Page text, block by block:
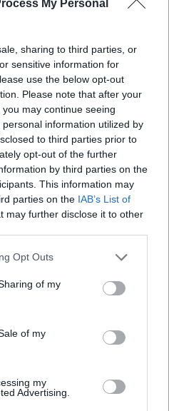
My Personal
sharing to third parties, or
sensitive information for
use the below opt-out
Please note that after your
may continue seeing
information utilized by
to third parties prior to
opt-out of the further
by third parties on the
This information may
parties on the IAB’s List of
may further disclose it to other
Opt Outs
of my
of my
my
Advertising.
spectre